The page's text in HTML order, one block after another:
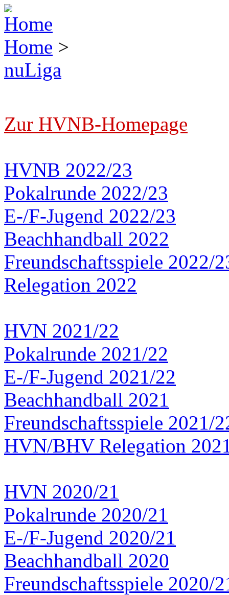
Home >
nuLiga
Zur HVNB-Homepage
HVNB 2022/23
Pokalrunde 2022/23
E-/F-Jugend 2022/23
Beachhandball 2022
Freundschaftsspiele 2022/
Relegation 2022
HVN 2021/22
Pokalrunde 2021/22
E-/F-Jugend 2021/22
Beachhandball 2021
Freundschaftsspiele 2021/
HVN/BHV Relegation
HVN 2020/21
Pokalrunde 2020/21
E-/F-Jugend 2020/21
Beachhandball 2020
Freundschaftsspiele 2020/